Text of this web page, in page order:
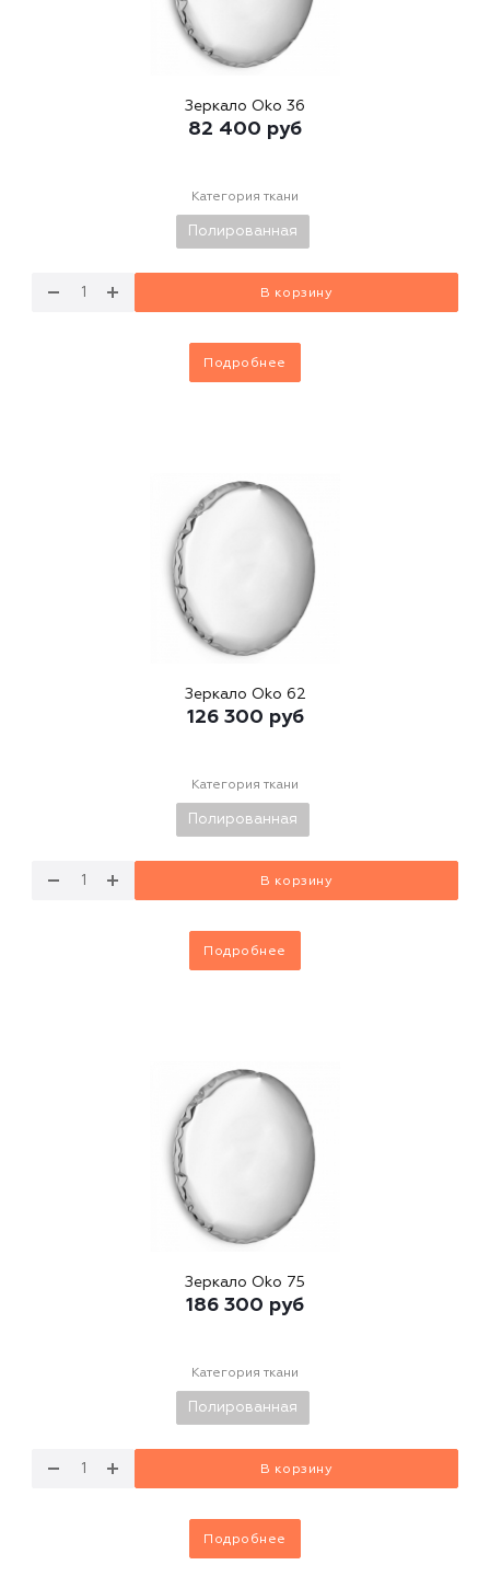
Зеркало Oko 36
82 400 руб
Категория ткани
Полированная
В корзину
Подробнее
Зеркало Oko 62
126 300 руб
Категория ткани
Полированная
В корзину
Подробнее
Зеркало Oko 75
186 300 руб
Категория ткани
Полированная
В корзину
Подробнее